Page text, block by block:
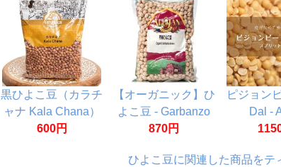
黒ひよこ豆（カラチ
ャナ Kala Chana）
1kg
600円
【オーガニック】ひ
よこ豆 - Garbanzo
Beans 【500g】
870円
ピジョン
Dal -
Dal【1kg
ひよこ豆に関連した商品をテ